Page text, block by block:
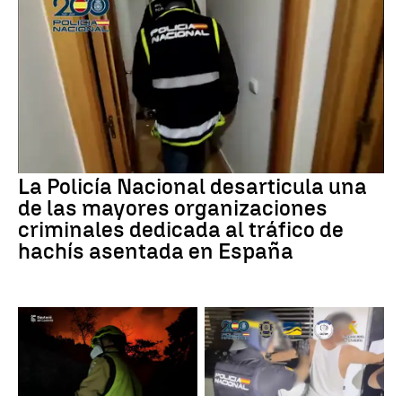
La Policía Nacional desarticula una
de las mayores organizaciones
criminales dedicada al tráfico de
hachís asentada en España